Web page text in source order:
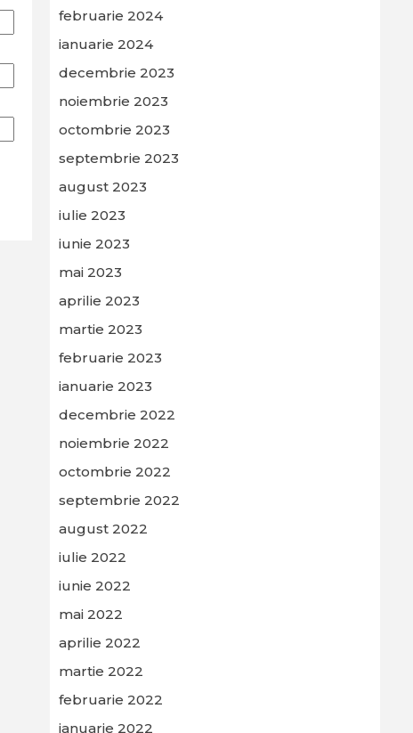
februarie 2024
ianuarie 2024
decembrie 2023
noiembrie 2023
octombrie 2023
septembrie 2023
august 2023
iulie 2023
iunie 2023
mai 2023
aprilie 2023
martie 2023
februarie 2023
ianuarie 2023
decembrie 2022
noiembrie 2022
octombrie 2022
septembrie 2022
august 2022
iulie 2022
iunie 2022
mai 2022
aprilie 2022
martie 2022
februarie 2022
ianuarie 2022